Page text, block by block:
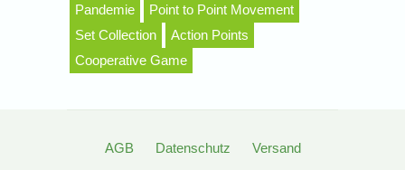
Pandemie
Point to Point Movement
Set Collection
Action Points
Cooperative Game
AGB Datenschutz Versand